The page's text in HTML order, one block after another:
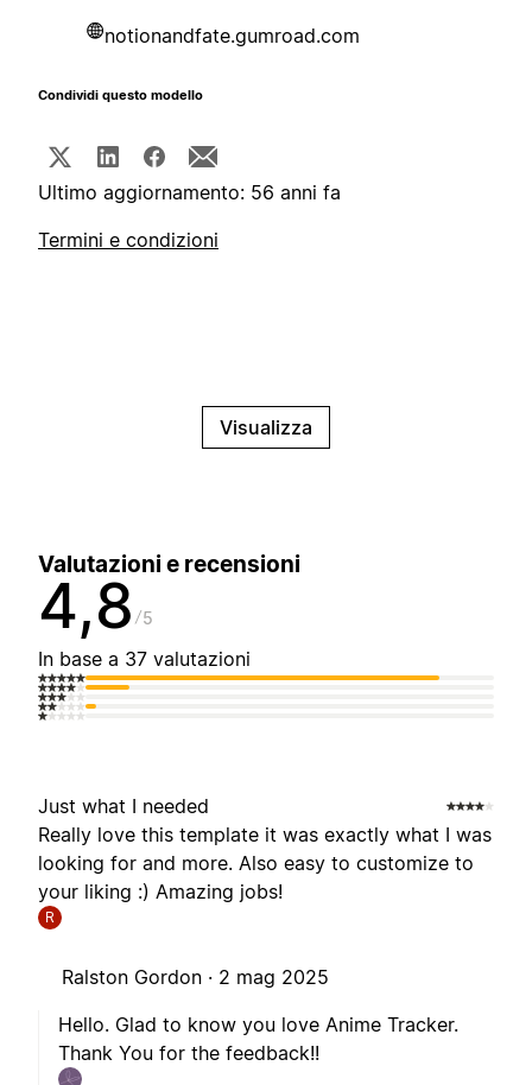
notionandfate.gumroad.com
Condividi questo modello
Ultimo aggiornamento: 56 anni fa
Termini e condizioni
Visualizza
Valutazioni e recensioni
4,8 5
In base a 37 valutazioni
Just what I needed
Really love this template it was exactly what I was
looking for and more. Also easy to customize to
your liking :) Amazing jobs!
R
Ralston Gordon · 2 mag 2025
Hello. Glad to know you love Anime Tracker.
Thank You for the feedback!!